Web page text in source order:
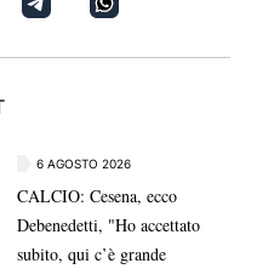
6 AGOSTO 2026
CALCIO: Cesena, ecco
Debenedetti, "Ho accettato
subito, qui c’è grande